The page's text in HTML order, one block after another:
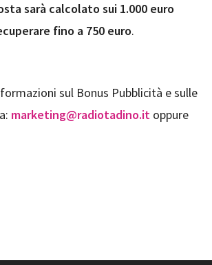
sarà calcolato sui 1.000 euro
fino a 750 euro.
sul Bonus Pubblicità e sulle
marketing@radiotadino.it oppure